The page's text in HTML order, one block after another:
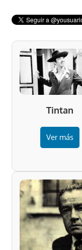
Tintan
Ver más